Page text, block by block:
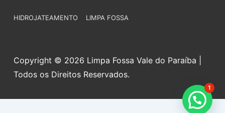
Menu
Rodapé
HIDROJATEAMENTO LIMPA FOSSA
Copyright © 2026 Limpa Fossa Vale do Paraíba |
Todos os Direitos Reservados.
1